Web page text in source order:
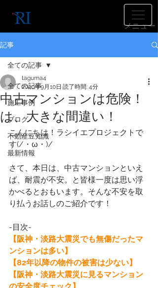
​メニュー
記事
全ての記事
施工事例
ブログ
不動産豆知識
最新情報
全ての記事
中古マンションは危険！
は、大きな間違い！
taguma4
2020年9月10日 読了時間: 4分
こんにちは！ラシイエプロジェクトで
す(/・ω・)/
さて、本日は、中古マンションといえ
ば、耐震が不安。と皆様一度は思い浮
かべるとおもいます。そんな不安を取
り払うお話しのご紹介です！
-目次-
【阪神・淡路大震災でも無傷だったマ
ンションは多い】
【82年以降の物件の被害は少ない】
【阪神・淡路大震災に見るマンション